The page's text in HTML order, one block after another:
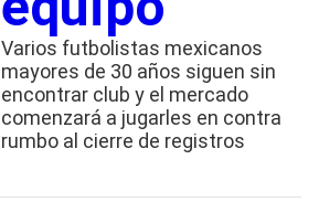
Varios futbolistas mexicanos
mayores de 30 años siguen sin
encontrar club y el mercado
comenzará a jugarles en contra
rumbo al cierre de registros